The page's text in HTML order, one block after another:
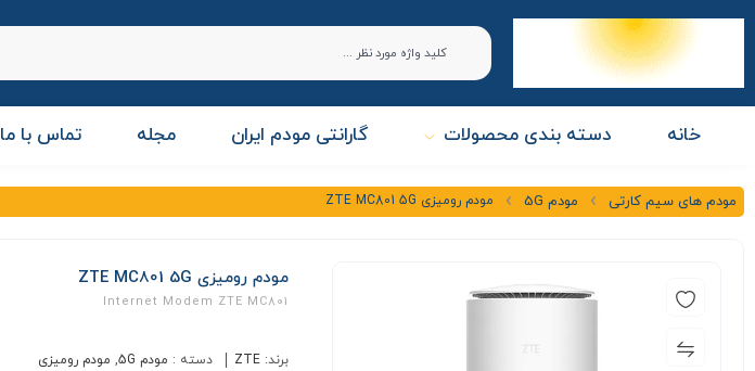
خانه دسته بندی محصولات گارانتی مودم ایران مجله تماس با ما
مودم های سیم کارتی مودم 5G مودم رومیزی ZTE MC801 5G
مودم رومیزی ZTE MC801 5G
Internet Modem ZTE MC801
برند: ZTE دسته : مودم 5G , مودم رومیزی